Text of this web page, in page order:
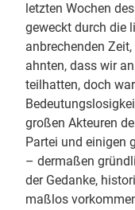
letzten Wochen
geweckt durch die
anbrechenden
ahnten, dass wir
teilhatten, doch
großen Akteuren
Partei und einigen
– dermaßen
der Gedanke,
maßlos